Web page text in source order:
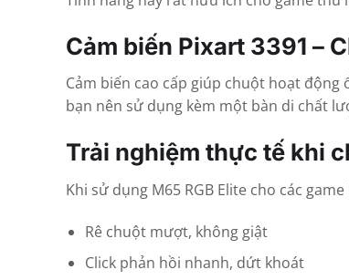
Cảm biến Pixart 3391 –
Cảm biến cao cấp giúp chuột hoạt
bạn nên sử dụng kèm một bàn di chất
Trải nghiệm thực tế khi
Khi sử dụng M65 RGB Elite cho các game
Rê chuột mượt, không giật
Click phản hồi nhanh, dứt khoát